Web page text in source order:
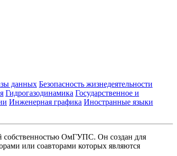
данных Безопасность жизнедеятельности
Гидрогазодинамика Государственное и
Инженерная графика Иностранные языки
собственностью ОмГУПС. Он создан для
или соавторами которых являются